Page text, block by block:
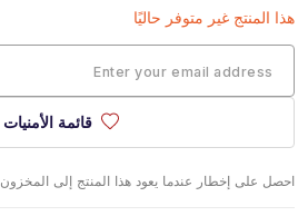
هذا المنتج غير متوفر حاليًا
قائمة الأمنيات
احصل على إخطار عندما يعود هذا المنتج إلى المخزون